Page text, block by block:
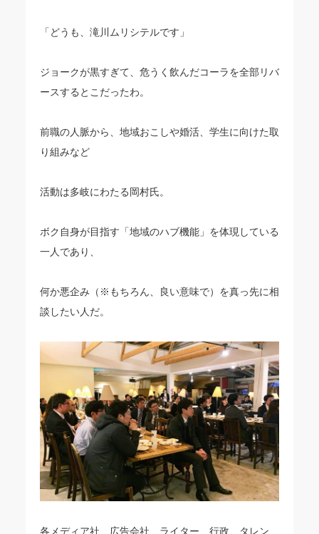
「どうも、滝川ムリシテルです」
ジョークが黒すぎて、危うく飲んだコーラを全部リバ
ースするとこだったわ。
前職の人脈から、地域おこしや婚活、学生に向けた取
り組みなど
活動は多岐にわたる岡村氏。
ボク自身が目指す「地域のハブ機能」を体現している
一人であり、
何か悪企み（※もちろん、良い意味で）を真っ先に相
談したい人だ。
各メディア社、広告会社、ライター、行政、タレン